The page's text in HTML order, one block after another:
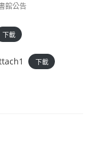
館公告
下載
下載